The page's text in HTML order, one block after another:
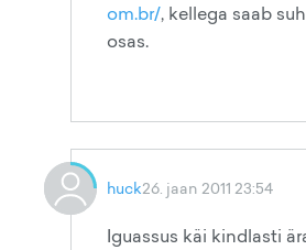
om.br/, kellega saab
osas.
huck26. jaan 2011 23:54
Iguassus käi kindlasti